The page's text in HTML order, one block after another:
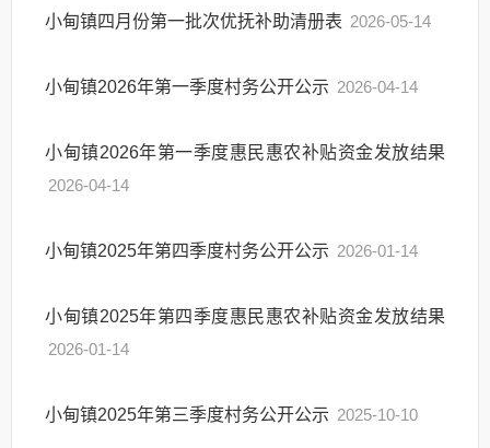
小甸镇四月份第一批次优抚补助清册表 2026-05-14
小甸镇2026年第一季度村务公开公示 2026-04-14
小甸镇2026年第一季度惠民惠农补贴资金发放结果
2026-04-14
小甸镇2025年第四季度村务公开公示 2026-01-14
小甸镇2025年第四季度惠民惠农补贴资金发放结果
2026-01-14
小甸镇2025年第三季度村务公开公示 2025-10-10